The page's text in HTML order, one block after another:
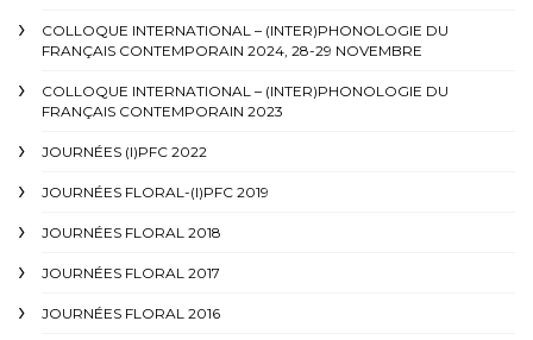
COLLOQUE INTERNATIONAL – (INTER)PHONOLOGIE DU
FRANÇAIS CONTEMPORAIN 2024, 28-29 NOVEMBRE
COLLOQUE INTERNATIONAL – (INTER)PHONOLOGIE DU
FRANÇAIS CONTEMPORAIN 2023
JOURNÉES (I)PFC 2022
JOURNÉES FLORAL-(I)PFC 2019
JOURNÉES FLORAL 2018
JOURNÉES FLORAL 2017
JOURNÉES FLORAL 2016